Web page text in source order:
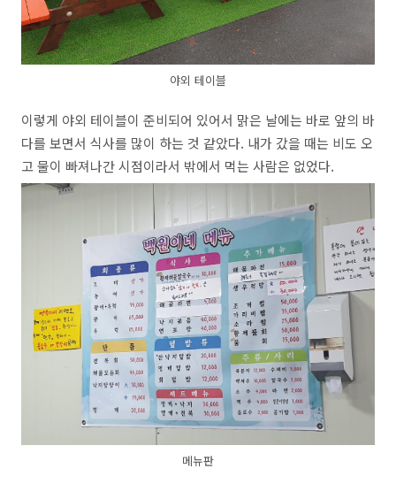
야외 테이블
이렇게 야외 테이블이 준비되어 있어서 맑은 날에는 바로 앞의 바
다를 보면서 식사를 많이 하는 것 같았다. 내가 갔을 때는 비도 오
고 물이 빠져나간 시점이라서 밖에서 먹는 사람은 없었다.
메뉴판